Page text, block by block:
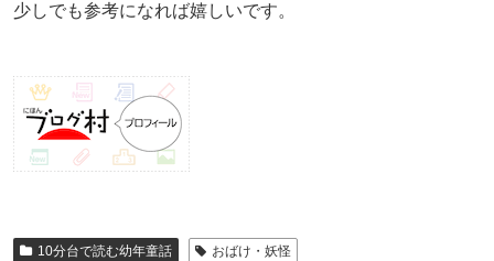
少しでも参考になれば嬉しいです。
10分台で読む幼年童話 おばけ・妖怪